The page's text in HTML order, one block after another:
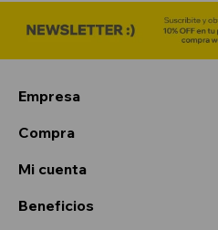
Empresa
Compra
Mi cuenta
Beneficios